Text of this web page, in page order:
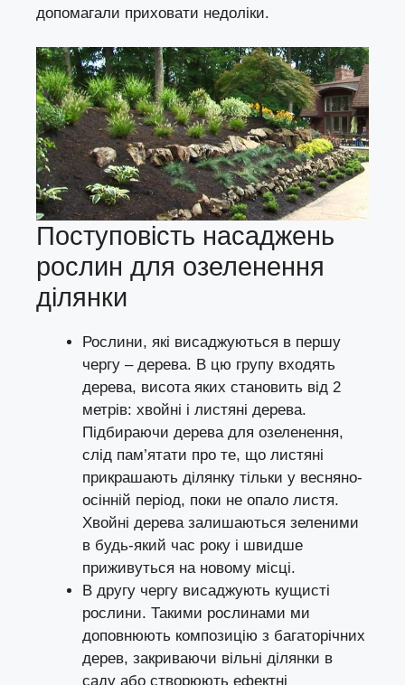
допомагали приховати недоліки.
Поступовість насаджень
рослин для озеленення
ділянки
Рослини, які висаджуються в першу
чергу – дерева. В цю групу входять
дерева, висота яких становить від 2
метрів: хвойні і листяні дерева.
Підбираючи дерева для озеленення,
слід пам’ятати про те, що листяні
прикрашають ділянку тільки у весняно-
осінній період, поки не опало листя.
Хвойні дерева залишаються зеленими
в будь-який час року і швидше
приживуться на новому місці.
В другу чергу висаджують кущисті
рослини. Такими рослинами ми
доповнюють композицію з багаторічних
дерев, закриваючи вільні ділянки в
саду або створюють ефектні